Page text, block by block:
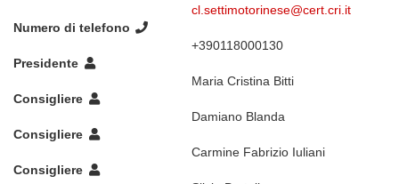
cl.settimotorinese@cert.cri.it
Numero di telefono
+390118000130
Presidente
Maria Cristina Bitti
Consigliere
Damiano Blanda
Consigliere
Carmine Fabrizio Iuliani
Consigliere